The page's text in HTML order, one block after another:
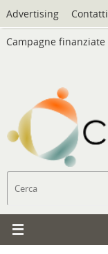
Vai
al
contenuto
Advertising Contatti
Campagne finanziate